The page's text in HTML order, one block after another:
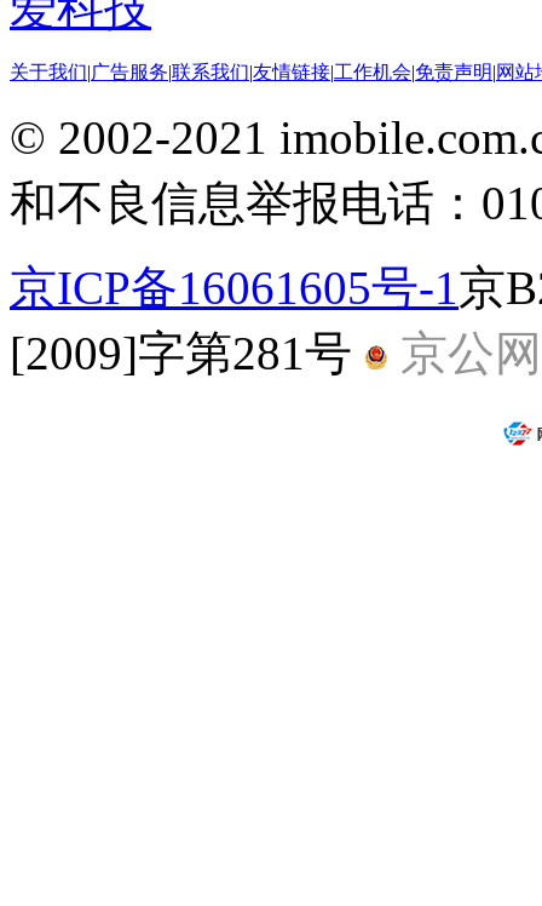
关于我们|广告服务|联系我们|友情链接|工作机会|免责声明|网站
© 2002-2021
和不良信息举报电话：
京ICP备16061605号-1 京
[2009]字第281号
京公